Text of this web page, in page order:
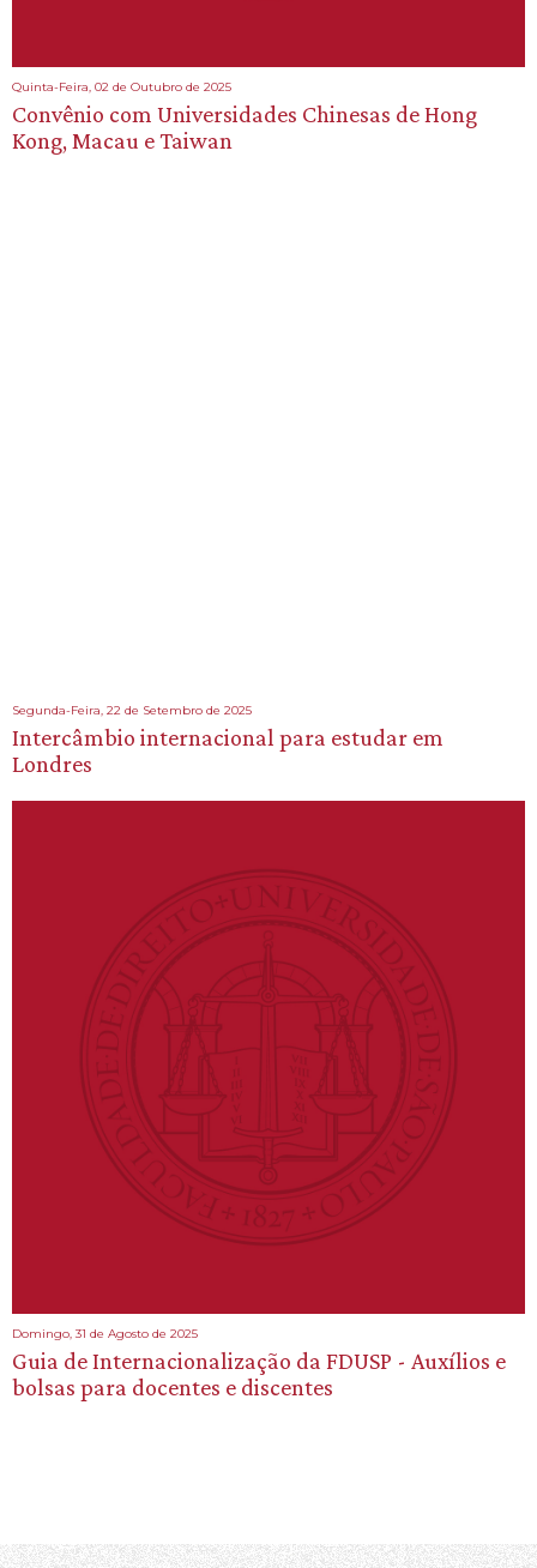
Quinta-Feira, 02 de Outubro de 2025
Convênio com Universidades Chinesas de Hong
Kong, Macau e Taiwan
Segunda-Feira, 22 de Setembro de 2025
Intercâmbio internacional para estudar em
Londres
Domingo, 31 de Agosto de 2025
Guia de Internacionalização da FDUSP - Auxílios e
bolsas para docentes e discentes